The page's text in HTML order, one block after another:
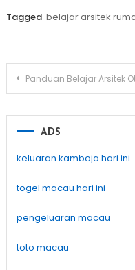
Tagged belajar arsitek
Post
Panduan Belajar Arsitek Otodidak: Langkah-Langkah Mudah dan
ADS
keluaran kamboja hari ini
togel macau hari ini
pengeluaran macau
toto macau